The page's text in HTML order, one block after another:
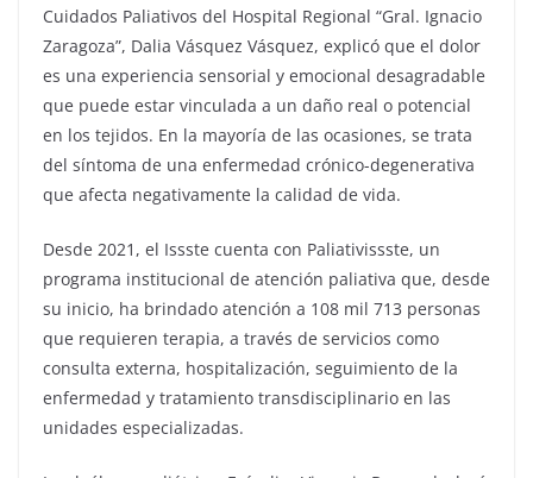
Cuidados Paliativos del Hospital Regional “Gral. Ignacio
Zaragoza”, Dalia Vásquez Vásquez, explicó que el dolor
es una experiencia sensorial y emocional desagradable
que puede estar vinculada a un daño real o potencial
en los tejidos. En la mayoría de las ocasiones, se trata
del síntoma de una enfermedad crónico-degenerativa
que afecta negativamente la calidad de vida.
Desde 2021, el Issste cuenta con Paliativissste, un
programa institucional de atención paliativa que, desde
su inicio, ha brindado atención a 108 mil 713 personas
que requieren terapia, a través de servicios como
consulta externa, hospitalización, seguimiento de la
enfermedad y tratamiento transdisciplinario en las
unidades especializadas.